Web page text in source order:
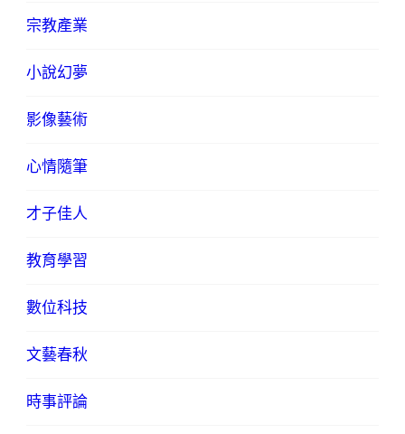
宗教產業
小說幻夢
影像藝術
心情隨筆
才子佳人
教育學習
數位科技
文藝春秋
時事評論